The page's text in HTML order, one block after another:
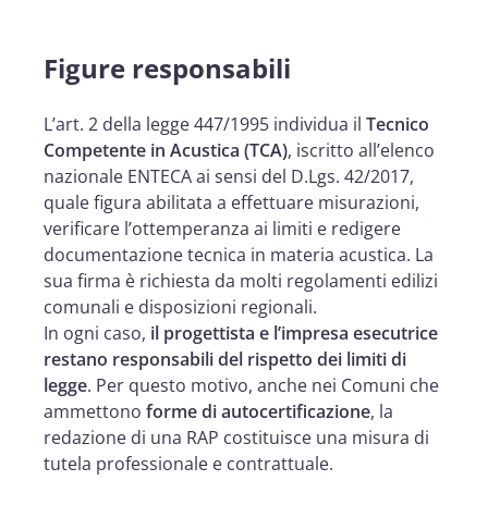
Figure responsabili
L’art. 2 della legge 447/1995 individua il Tecnico
Competente in Acustica (TCA), iscritto all’elenco
nazionale ENTECA ai sensi del D.Lgs. 42/2017,
quale figura abilitata a effettuare misurazioni,
verificare l’ottemperanza ai limiti e redigere
documentazione tecnica in materia acustica. La
sua firma è richiesta da molti regolamenti edilizi
comunali e disposizioni regionali.
In ogni caso, il progettista e l’impresa esecutrice
restano responsabili del rispetto dei limiti di
legge. Per questo motivo, anche nei Comuni che
ammettono forme di autocertificazione, la
redazione di una RAP costituisce una misura di
tutela professionale e contrattuale.